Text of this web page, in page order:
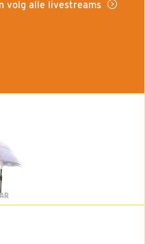
volg alle livestreams